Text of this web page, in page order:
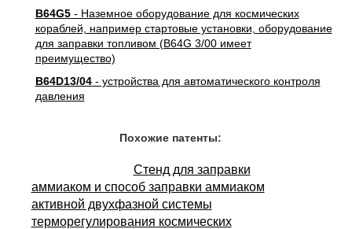
B64G5- Наземное оборудование для космических
кораблей, например стартовые установки, оборудование
для заправки топливом (B64G 3/00 имеет
преимущество)
B64D13/04- устройства для автоматического контроля
давления
Похожие патенты:
Стенд для заправки
аммиаком и способ заправки аммиаком
активной двухфазной системы
терморегулирования космических